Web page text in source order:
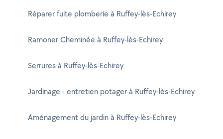
Réparer fuite plomberie à Ruffey-lès-Echirey
Ramoner Cheminée à Ruffey-lès-Echirey
Serrures à Ruffey-lès-Echirey
Jardinage - entretien potager à Ruffey-lès-Echirey
Aménagement du jardin à Ruffey-lès-Echirey